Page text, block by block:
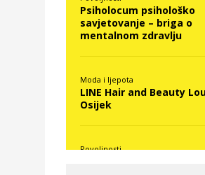
Psiholocum psihološko
savjetovanje – briga o
mentalnom zdravlju
Moda i ljepota
LINE Hair and Beauty
Osijek
Povoljnosti